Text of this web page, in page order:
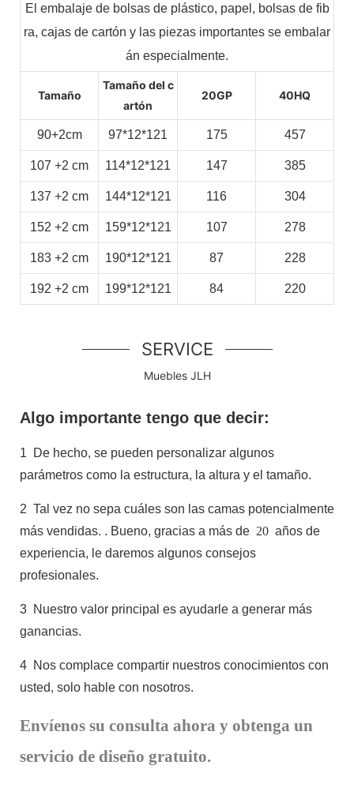
El embalaje de bolsas de plástico, papel, bolsas de fib
ra, cajas de cartón y las piezas importantes se embalar
án especialmente.
Tamaño
Tamaño del c
artón
20GP 40HQ
90+2cm 97*12*121 175 457
107 +2 cm 114*12*121 147 385
137 +2 cm 144*12*121 116 304
152 +2 cm 159*12*121 107 278
183 +2 cm 190*12*121 87 228
192 +2 cm 199*12*121 84 220
SERVICE
Muebles JLH
Algo importante tengo que decir:
1
De hecho, se pueden personalizar algunos
parámetros como la estructura, la altura y el tamaño.
2 Tal vez no sepa cuáles son las camas potencialmente
más vendidas. . Bueno, gracias a más de 20 años de
experiencia, le daremos algunos consejos
profesionales.
3 Nuestro valor principal es ayudarle a generar más
ganancias.
4 Nos complace compartir nuestros conocimientos con
usted, solo hable con nosotros.
Envíenos su consulta ahora y obtenga un
servicio de diseño gratuito.